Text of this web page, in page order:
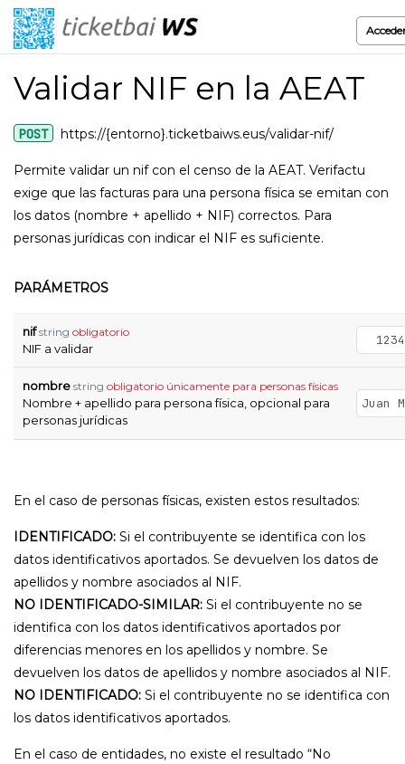
Validar NIF en la AEAT
POST https://{entorno}.ticketbaiws.eus/validar-nif/
Permite validar un nif con el censo de la AEAT. Verifactu
exige que las facturas para una persona física se emitan con
los datos (nombre + apellido + NIF) correctos. Para
personas jurídicas con indicar el NIF es suficiente.
PARÁMETROS
nif string obligatorio
NIF a validar
nombre string obligatorio únicamente para personas físicas
Nombre + apellido para persona física, opcional para
personas jurídicas
Juan
En el caso de personas físicas, existen estos resultados:
IDENTIFICADO: Si el contribuyente se identifica con los
datos identificativos aportados. Se devuelven los datos de
apellidos y nombre asociados al NIF.
NO IDENTIFICADO-SIMILAR: Si el contribuyente no se
identifica con los datos identificativos aportados por
diferencias menores en los apellidos y nombre. Se
devuelven los datos de apellidos y nombre asociados al NIF.
NO IDENTIFICADO: Si el contribuyente no se identifica con
los datos identificativos aportados.
En el caso de entidades, no existe el resultado “No